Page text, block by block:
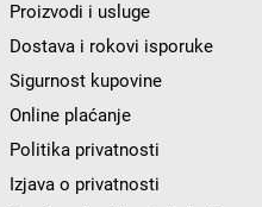
Proizvodi i usluge
Dostava i rokovi isporuke
Sigurnost kupovine
Online plaćanje
Politika privatnosti
Izjava o privatnosti